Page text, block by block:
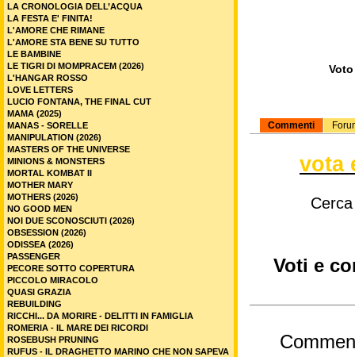
Commenti
vota
Voti e
LA CRONOLOGIA DELL’ACQUA
LA FESTA E' FINITA!
L'AMORE CHE RIMANE
L'AMORE STA BENE SU TUTTO
LE BAMBINE
LE TIGRI DI MOMPRACEM (2026)
L'HANGAR ROSSO
LOVE LETTERS
LUCIO FONTANA, THE FINAL CUT
MAMA (2025)
MANAS - SORELLE
MANIPULATION (2026)
MASTERS OF THE UNIVERSE
MINIONS & MONSTERS
MORTAL KOMBAT II
MOTHER MARY
MOTHERS (2026)
NO GOOD MEN
NOI DUE SCONOSCIUTI (2026)
OBSESSION (2026)
ODISSEA (2026)
PASSENGER
PECORE SOTTO COPERTURA
PICCOLO MIRACOLO
QUASI GRAZIA
REBUILDING
RICCHI... DA MORIRE - DELITTI IN FAMIGLIA
ROMERIA - IL MARE DEI RICORDI
ROSEBUSH PRUNING
RUFUS - IL DRAGHETTO MARINO CHE NON SAPEVA